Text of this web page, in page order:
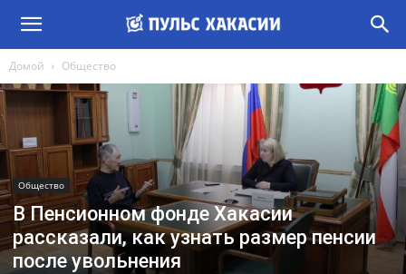
Домой Общество
Общество
В Пенсионном фонде Хакасии
рассказали, как узнать размер пенсии
после увольнения